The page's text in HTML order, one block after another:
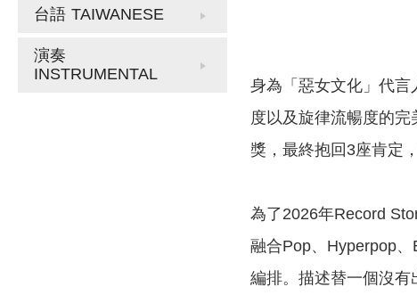
台語 TAIWANESE
演奏
INSTRUMENTAL
身為「惡女文化」代
度以及旋律流暢度的
獎，最終抱回3座肯定
為了2026年Record
融合Pop、Hyperpop
編排。描述替一個沒有